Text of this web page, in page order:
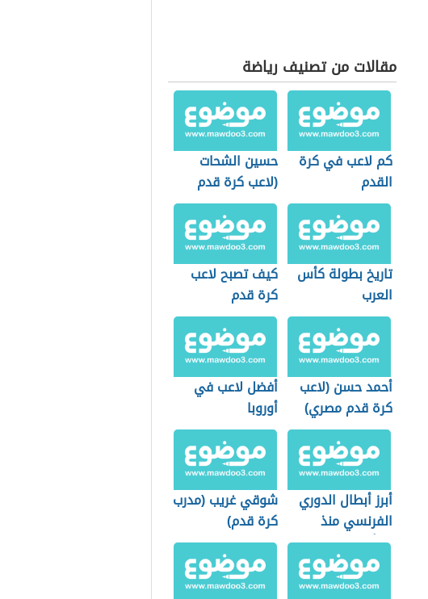
مقالات من تصنيف رياضة
كم لاعب في كرة
القدم
حسين الشحات
(لاعب كرة قدم
مصري)
تاريخ بطولة كأس
العرب
كيف تصبح لاعب
كرة قدم
أحمد حسن (لاعب
كرة قدم مصري)
أفضل لاعب في
أوروبا
أبرز أبطال الدوري
الفرنسي منذ
نشأته
شوقي غريب (مدرب
كرة قدم)